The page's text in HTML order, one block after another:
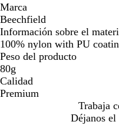
e
Marca
Beechfield
Información sobre el
100% nylon with PU
Peso del producto
80g
Calidad
Premium
Trabaja
Déjanos el